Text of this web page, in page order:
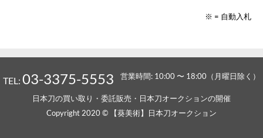
※ = 自動入札
TEL:03-3375-5553 営業時間: 10:00 〜 18:00（月曜日除く）
日本刀の買い取り・委託販売・日本刀オークションの開催
Copyright 2020 © 【葵美術】日本刀オークション